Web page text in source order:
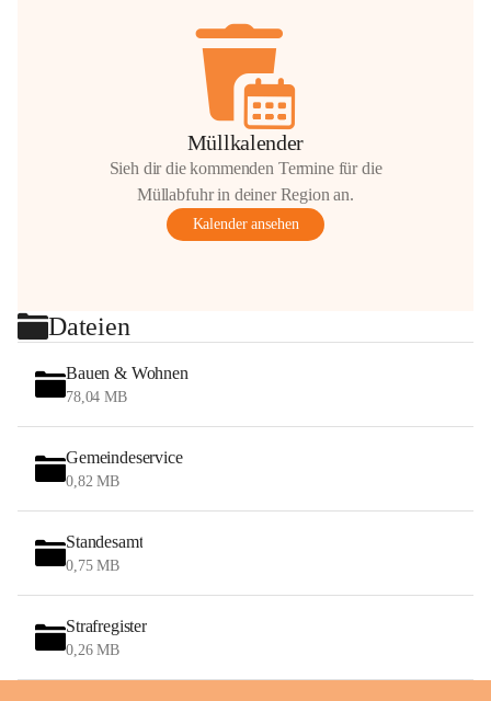
Müllkalender
Sieh dir die kommenden Termine für die
Müllabfuhr in deiner Region an.
Kalender ansehen
Dateien
Bauen & Wohnen
78,04 MB
Gemeindeservice
0,82 MB
Standesamt
0,75 MB
Strafregister
0,26 MB